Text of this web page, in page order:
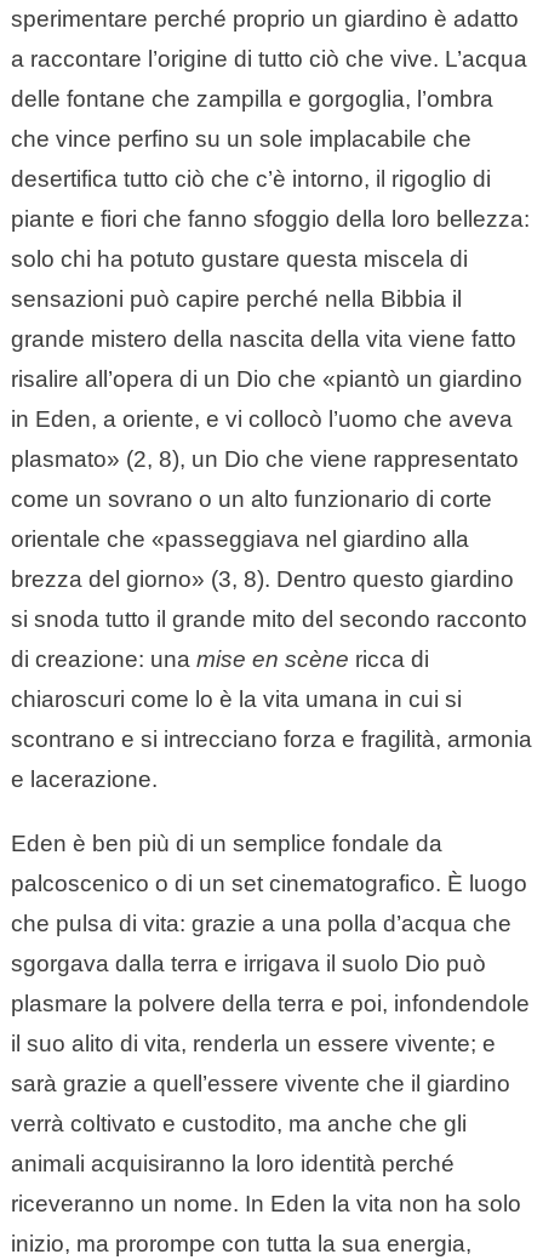
sperimentare perché proprio un giardino è adatto
a raccontare l’origine di tutto ciò che vive. L’acqua
delle fontane che zampilla e gorgoglia, l’ombra
che vince perfino su un sole implacabile che
desertifica tutto ciò che c’è intorno, il rigoglio di
piante e fiori che fanno sfoggio della loro bellezza:
solo chi ha potuto gustare questa miscela di
sensazioni può capire perché nella Bibbia il
grande mistero della nascita della vita viene fatto
risalire all’opera di un Dio che «piantò un giardino
in Eden, a oriente, e vi collocò l’uomo che aveva
plasmato» (2, 8), un Dio che viene rappresentato
come un sovrano o un alto funzionario di corte
orientale che «passeggiava nel giardino alla
brezza del giorno» (3, 8). Dentro questo giardino
si snoda tutto il grande mito del secondo racconto
di creazione: una mise en scène ricca di
chiaroscuri come lo è la vita umana in cui si
scontrano e si intrecciano forza e fragilità, armonia
e lacerazione.
Eden è ben più di un semplice fondale da
palcoscenico o di un set cinematografico. È luogo
che pulsa di vita: grazie a una polla d’acqua che
sgorgava dalla terra e irrigava il suolo Dio può
plasmare la polvere della terra e poi, infondendole
il suo alito di vita, renderla un essere vivente; e
sarà grazie a quell’essere vivente che il giardino
verrà coltivato e custodito, ma anche che gli
animali acquisiranno la loro identità perché
riceveranno un nome. In Eden la vita non ha solo
inizio, ma prorompe con tutta la sua energia,